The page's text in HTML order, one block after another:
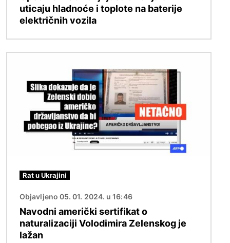
uticaju hladnoće i toplote na baterije
električnih vozila
Rat u Ukrajini
Objavljeno 05. 01. 2024. u 16:46
Navodni američki sertifikat o
naturalizaciji Volodimira Zelenskog je
lažan